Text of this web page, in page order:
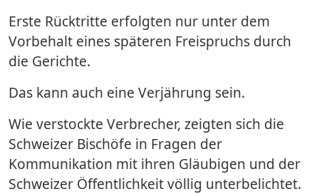
Erste Rücktritte erfolgten nur unter dem
Vorbehalt eines späteren Freispruchs durch
die Gerichte.
Das kann auch eine Verjährung sein.
Wie verstockte Verbrecher, zeigten sich die
Schweizer Bischöfe in Fragen der
Kommunikation mit ihren Gläubigen und der
Schweizer Öffentlichkeit völlig unterbelichtet.